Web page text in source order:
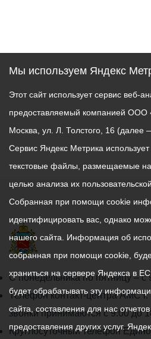
График
работы
администрации
местного
С понедельника по пятницу – с
Телефон контакт-центра АМС
звонки принимаются с 9:00 до
Круглосуточный телефон
Мы используем Яндекс
Этот сайт использует сервис веб-
предоставляемый компанией ООО
Москва, ул. Л. Толстого, 16 (далее
Сервис Яндекс Метрика
текстовые файлы, размещаемые
целью анализа их пользовательской
Собранная при помощи cookie
идентифицировать вас, однако
нашего сайта. Информация об
собранная при помощи cookie,
храниться на сервере Яндекса в
будет обрабатывать эту
сайта, составления для нас
предоставления других услуг.